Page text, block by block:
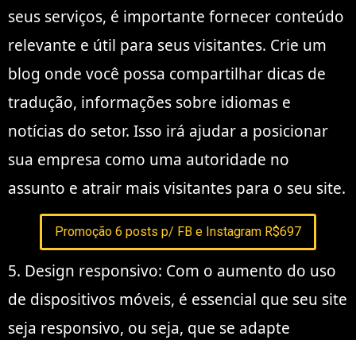
seus serviços, é importante fornecer conteúdo
relevante e útil para seus visitantes. Crie um
blog onde você possa compartilhar dicas de
tradução, informações sobre idiomas e
notícias do setor. Isso irá ajudar a posicionar
sua empresa como uma autoridade no
assunto e atrair mais visitantes para o seu site.
Promoção 6 posts p/ FB e Instagram R$697
5. Design responsivo: Com o aumento do uso
de dispositivos móveis, é essencial que seu site
seja responsivo, ou seja, que se adapte